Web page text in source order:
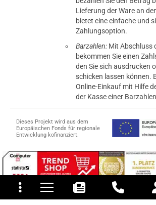
und
Lieferung der Ware an
bietet eine einfache und
Zahlungsoption.
Barzahlen: Mit Abschluss
bekommen Sie einen
den Sie sich ausdrucken
schicken lassen können.
Online-Einkauf mit Hilfe
der Kasse einer
Dieses Projekt wird aus dem
Europäischen Fonds für regionale
Entwicklung kofinanziert.
© 2015-2026 PB-ViGoods